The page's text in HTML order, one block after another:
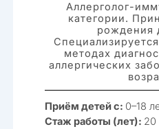
Аллерголог-
категории.
рождения
методах
аллергических
Приём детей с: 0–18
Стаж работы (лет): 20